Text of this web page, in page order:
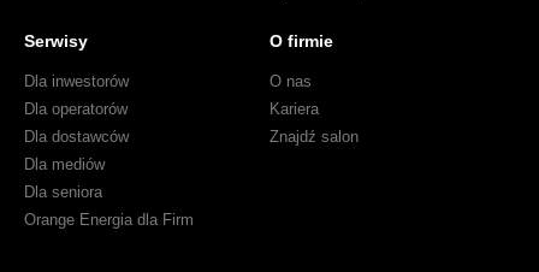
Serwisy
Dla inwestorów
Dla operatorów
Dla dostawców
Dla mediów
Dla seniora
Orange Energia dla Firm
O firmie
O nas
Kariera
Znajdź salon